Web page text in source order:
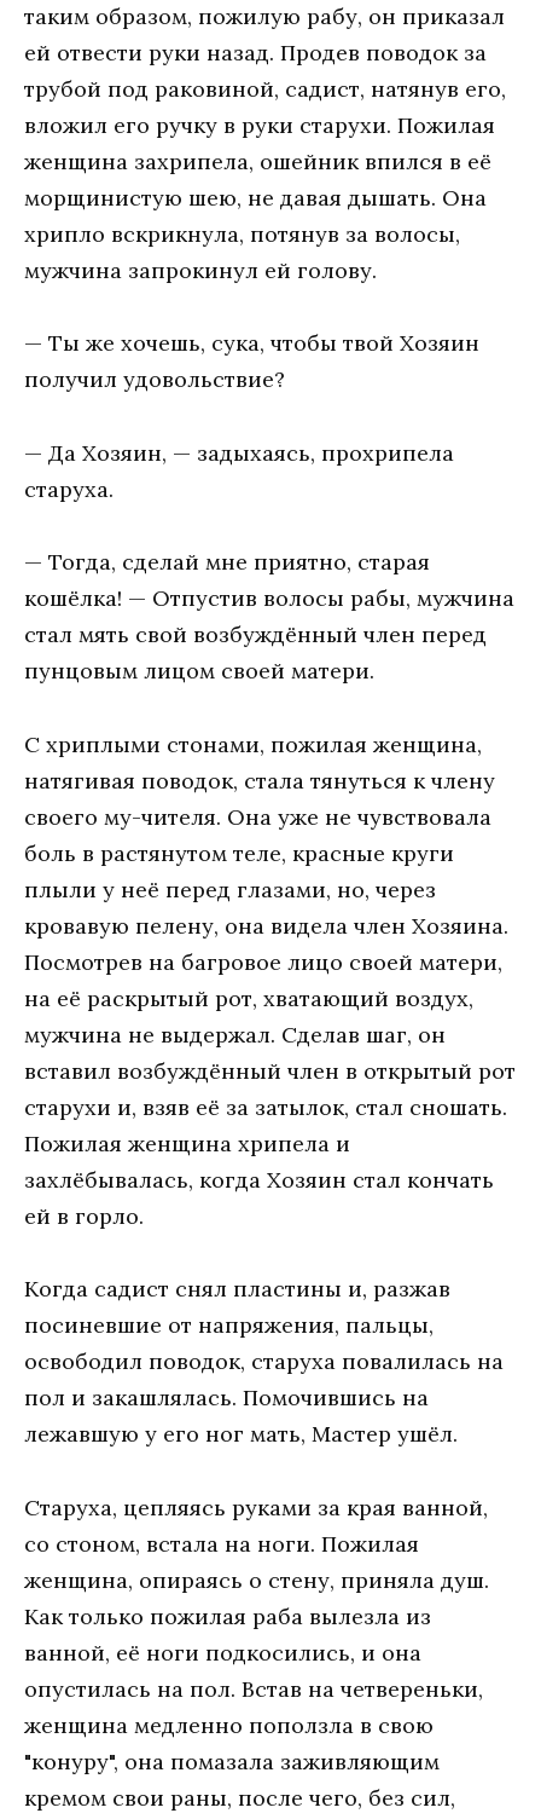
таким образом, пожилую рабу, он приказал
ей отвести руки назад. Продев поводок за
трубой под раковиной, садист, натянув его,
вложил его ручку в руки старухи. Пожилая
женщина захрипела, ошейник впился в её
морщинистую шею, не давая дышать. Она
хрипло вскрикнула, потянув за волосы,
мужчина запрокинул ей голову.
— Ты же хочешь, сука, чтобы твой Хозяин
получил удовольствие?
— Да Хозяин, — задыхаясь, прохрипела
старуха.
— Тогда, сделай мне приятно, старая
кошёлка! — Отпустив волосы рабы, мужчина
стал мять свой возбуждённый член перед
пунцовым лицом своей матери.
С хриплыми стонами, пожилая женщина,
натягивая поводок, стала тянуться к члену
своего му-чителя. Она уже не чувствовала
боль в растянутом теле, красные круги
плыли у неё перед глазами, но, через
кровавую пелену, она видела член Хозяина.
Посмотрев на багровое лицо своей матери,
на её раскрытый рот, хватающий воздух,
мужчина не выдержал. Сделав шаг, он
вставил возбуждённый член в открытый рот
старухи и, взяв её за затылок, стал сношать.
Пожилая женщина хрипела и
захлёбывалась, когда Хозяин стал кончать
ей в горло.
Когда садист снял пластины и, разжав
посиневшие от напряжения, пальцы,
освободил поводок, старуха повалилась на
пол и закашлялась. Помочившись на
лежавшую у его ног мать, Мастер ушёл.
Старуха, цепляясь руками за края ванной,
со стоном, встала на ноги. Пожилая
женщина, опираясь о стену, приняла душ.
Как только пожилая раба вылезла из
ванной, её ноги подкосились, и она
опустилась на пол. Встав на четвереньки,
женщина медленно поползла в свою
"конуру", она помазала заживляющим
кремом свои раны, после чего, без сил,